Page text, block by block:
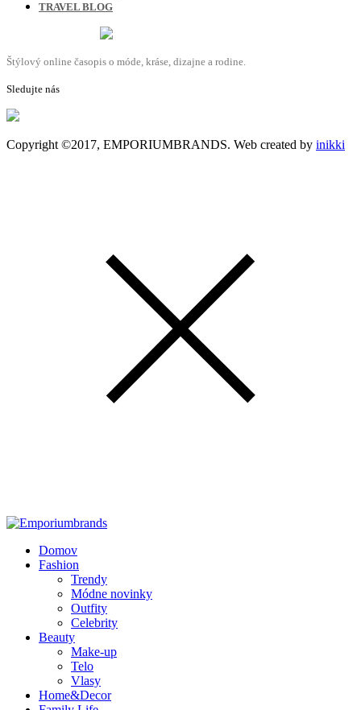
TRAVEL BLOG
Štýlový online časopis o móde, kráse, dizajne a rodine.
Sledujte nás
Copyright ©2017, EMPORIUMBRANDS. Web created by inikki
Domov
Fashion
Trendy
Módne novinky
Outfity
Celebrity
Beauty
Make-up
Telo
Vlasy
Home&Decor